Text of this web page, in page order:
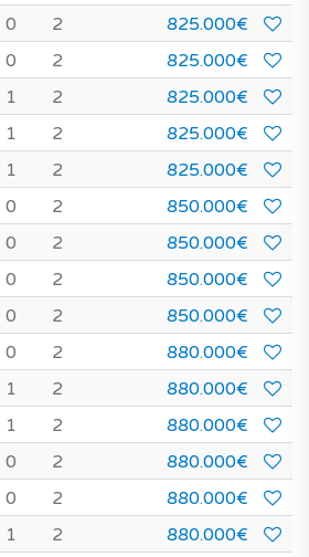
0 2
825.000€
0 2
825.000€
1 2
825.000€
1 2
825.000€
1 2
825.000€
0 2
850.000€
0 2
850.000€
0 2
850.000€
0 2
850.000€
0 2
880.000€
1 2
880.000€
1 2
880.000€
0 2
880.000€
0 2
880.000€
1 2
880.000€